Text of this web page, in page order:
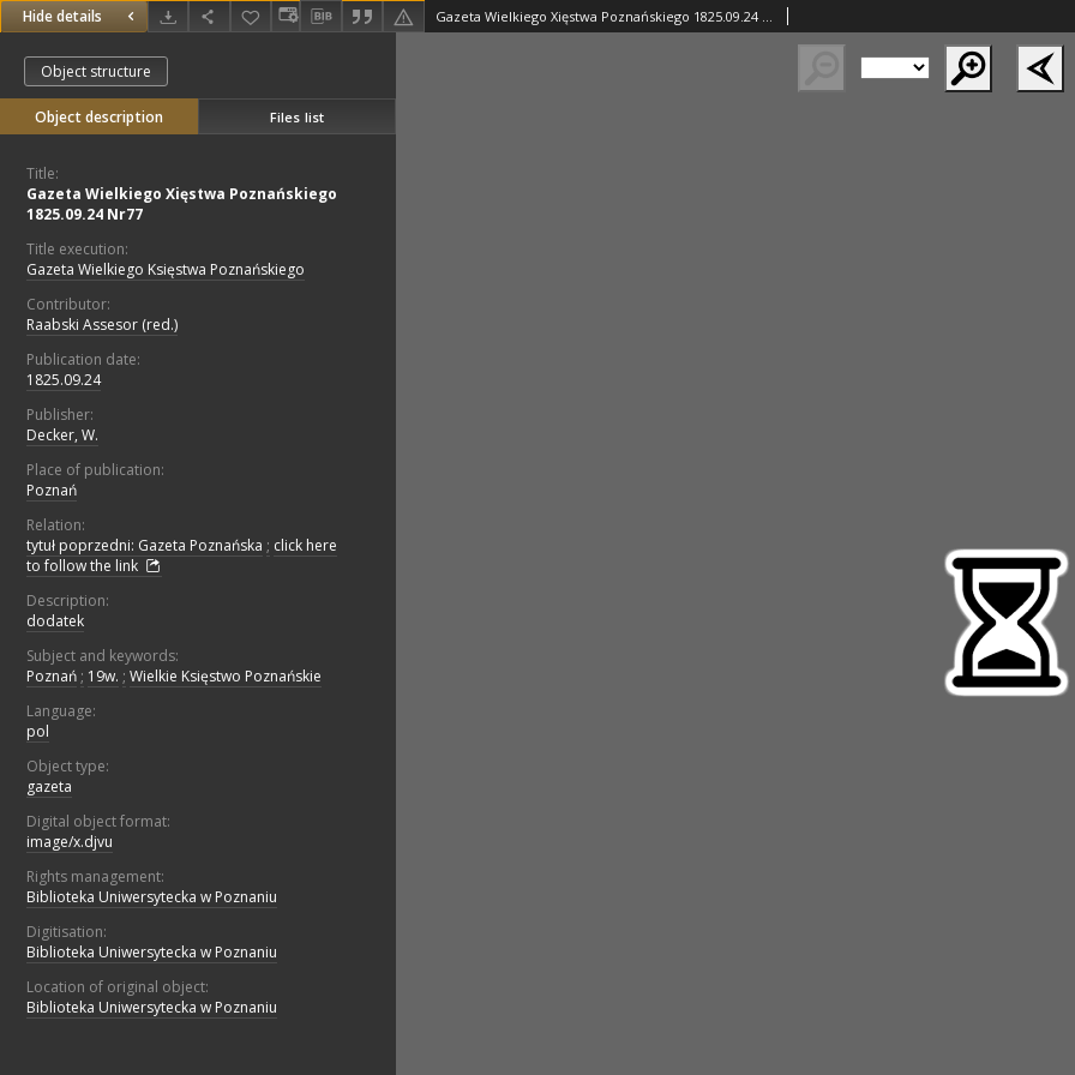
Hide details Gazeta Wielkiego Xięstwa Poznańskiego 1825.09.24 Nr77
Object structure
Object description Files list
Title:
Gazeta Wielkiego Xięstwa Poznańskiego
1825.09.24 Nr77
Title execution:
Gazeta Wielkiego Księstwa Poznańskiego
Contributor:
Raabski Assesor (red.)
Publication date:
1825.09.24
Publisher:
Decker, W.
Place of publication:
Poznań
Relation:
tytuł poprzedni: Gazeta Poznańska ; click here
to follow the link
Description:
dodatek
Subject and keywords:
Poznań ; 19w. ; Wielkie Księstwo Poznańskie
Language:
pol
Object type:
gazeta
Digital object format:
image/x.djvu
Rights management:
Biblioteka Uniwersytecka w Poznaniu
Digitisation:
Biblioteka Uniwersytecka w Poznaniu
Location of original object:
Biblioteka Uniwersytecka w Poznaniu